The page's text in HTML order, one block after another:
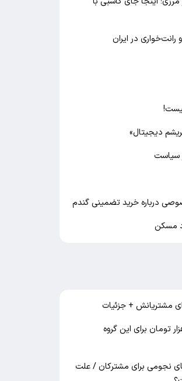
رانت‌خواری در ایران
دیجیتال»
سیاست
درباره خرید تضمینی گندم
مسکن
مشتریانش + جزئیات
۴ میلیون و ۲۵۰ هزار تومان برای این گروه
نجومی برای مشترکان / علت